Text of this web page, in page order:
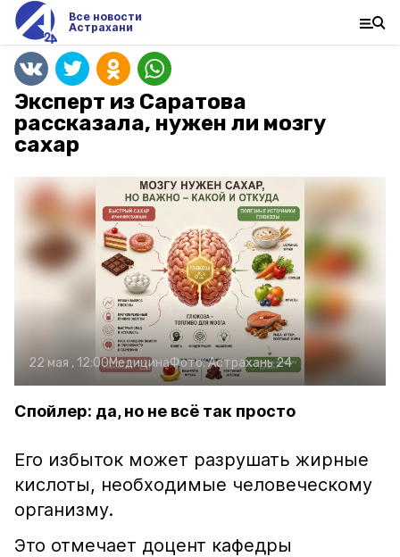
Все новости
Астрахани
Эксперт из Саратова
рассказала, нужен ли мозгу
сахар
22 мая , 12:00МедицинаФото:Астрахань 24
Спойлер: да, но не всё так просто
Его избыток может разрушать жирные
кислоты, необходимые человеческому
организму.
Это отмечает доцент кафедры